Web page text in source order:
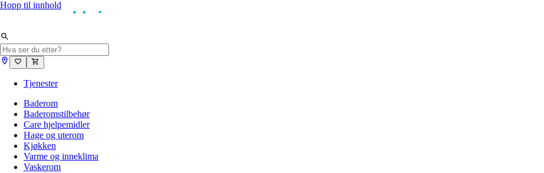
Hopp til innhold
Tjenester
Baderom
Baderomstilbehør
Care hjelpemidler
Hage og uterom
Kjøkken
Varme og inneklima
Vaskerom